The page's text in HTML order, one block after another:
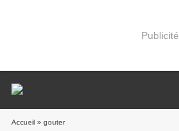
Publicité
Accueil » gouter